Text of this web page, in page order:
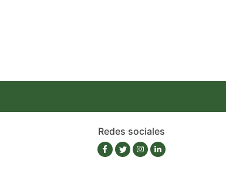
Redes sociales